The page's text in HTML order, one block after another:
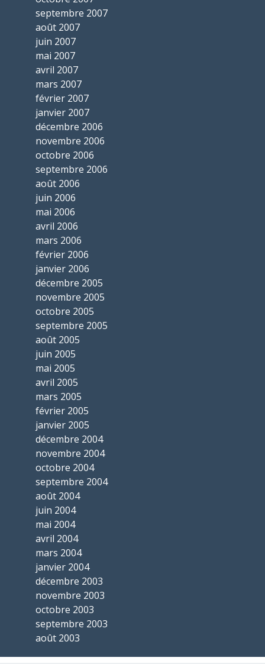
septembre 2007
août 2007
juin 2007
mai 2007
avril 2007
mars 2007
février 2007
janvier 2007
décembre 2006
novembre 2006
octobre 2006
septembre 2006
août 2006
juin 2006
mai 2006
avril 2006
mars 2006
février 2006
janvier 2006
décembre 2005
novembre 2005
octobre 2005
septembre 2005
août 2005
juin 2005
mai 2005
avril 2005
mars 2005
février 2005
janvier 2005
décembre 2004
novembre 2004
octobre 2004
septembre 2004
août 2004
juin 2004
mai 2004
avril 2004
mars 2004
janvier 2004
décembre 2003
novembre 2003
octobre 2003
septembre 2003
août 2003